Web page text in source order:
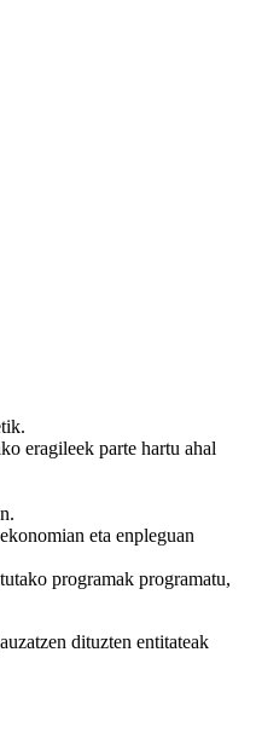
eragileek parte hartu ahal
eta enpleguan
programak programatu,
dituzten entitateak